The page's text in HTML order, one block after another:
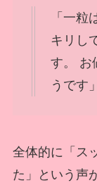
「一粒
キリし
す。 お
うです
全体的に「ス
た」という声